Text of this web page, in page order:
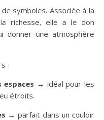
symboles. Associée à la
richesse, elle a le don
donner une atmosphère
:
→ idéal pour les
étroits.
→ parfait dans un couloir